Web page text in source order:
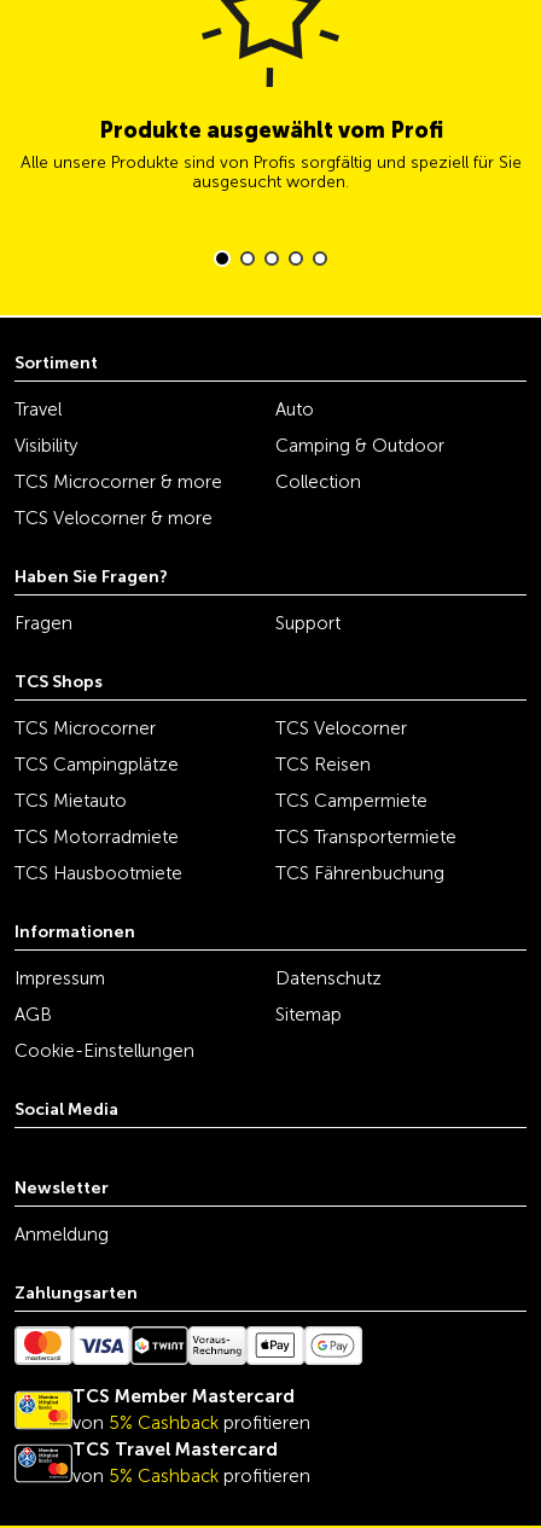
Produkte ausgewählt vom Profi
Alle unsere Produkte sind von Profis sorgfältig und speziell für Sie
ausgesucht worden.
Sortiment
Travel
Auto
Visibility
Camping & Outdoor
TCS Microcorner & more
Collection
TCS Velocorner & more
Haben Sie Fragen?
Fragen Support
TCS Shops
TCS Microcorner
TCS Velocorner
TCS Campingplätze
TCS Reisen
TCS Mietauto
TCS Campermiete
TCS Motorradmiete
TCS Transportermiete
TCS Hausbootmiete
TCS Fährenbuchung
Informationen
Impressum
Datenschutz
AGB
Sitemap
Cookie-Einstellungen
Social Media
Newsletter
Anmeldung
Zahlungsarten
TCS Member Mastercard
von 5% Cashback profitieren
TCS Travel Mastercard
von 5% Cashback profitieren